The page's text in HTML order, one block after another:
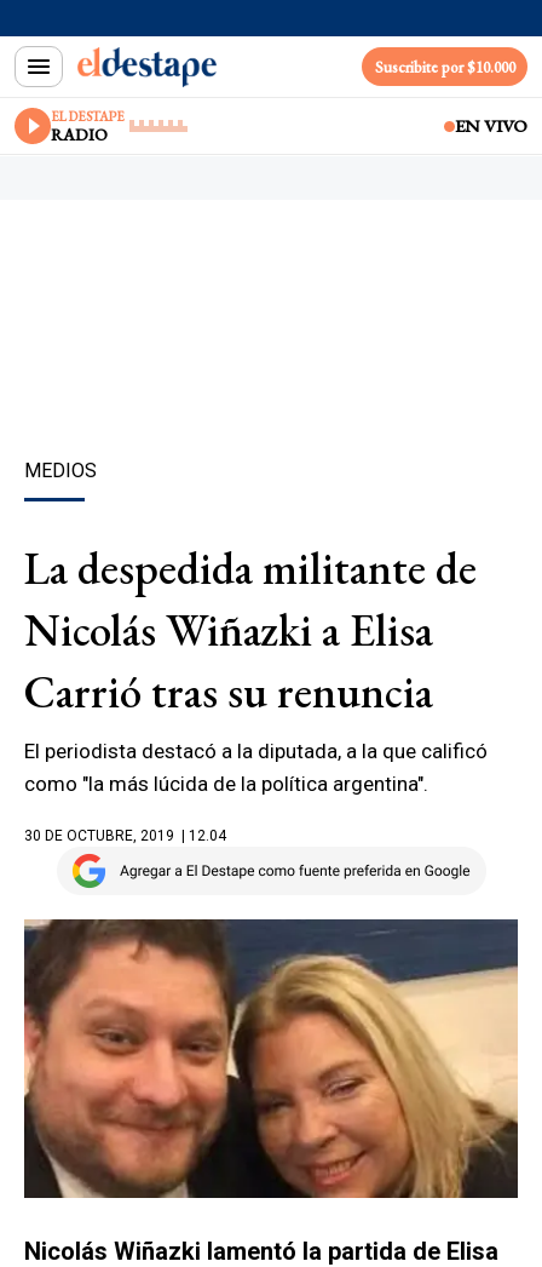
Suscribite por $10.000
EL DESTAPE
RADIO EN VIVO
MEDIOS
La despedida militante de
Nicolás Wiñazki a Elisa
Carrió tras su renuncia
El periodista destacó a la diputada, a la que calificó
como "la más lúcida de la política argentina".
30 DE OCTUBRE, 2019 | 12.04
Nicolás Wiñazki lamentó la partida de Elisa